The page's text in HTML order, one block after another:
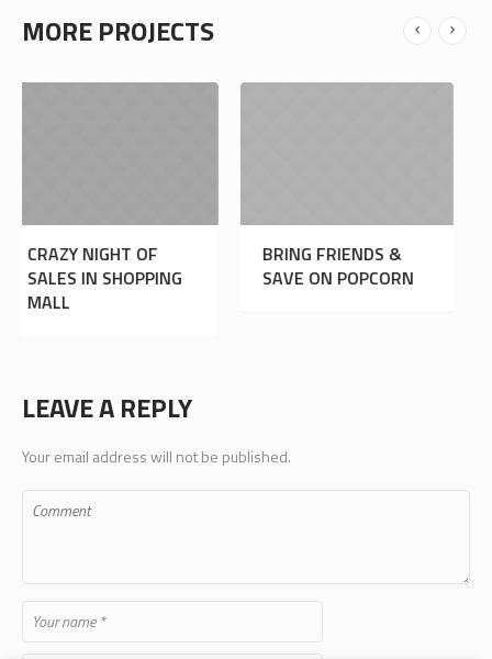
MORE PROJECTS
OF
BRING FRIENDS &
SAVE ON POPCORN
CRAZY
NIGHT
LEAVE A REPLY
Your email address will not be published.